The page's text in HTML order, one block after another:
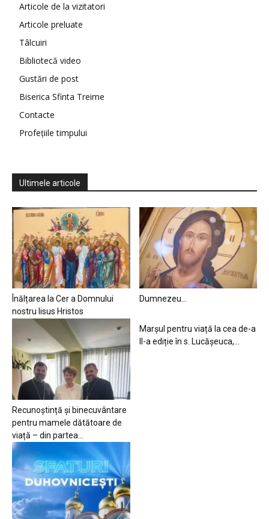
Articole de la vizitatori
Articole preluate
Tâlcuiri
Bibliotecă video
Gustări de post
Biserica Sfinta Treime
Contacte
Profețiile timpului
Ultimele articole
Înălțarea la Cer a Domnului
nostru Iisus Hristos
Dumnezeu…
Recunoștință și binecuvântare
pentru mamele dătătoare de
viață – din partea...
Marșul pentru viață la cea de-a
II-a ediție în s. Lucășeuca,...